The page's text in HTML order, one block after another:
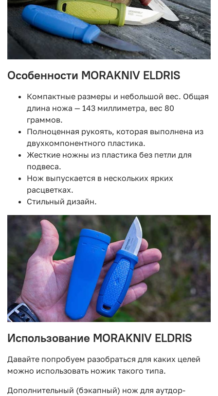
Особенности MORAKNIV ELDRIS
Компактные размеры и небольшой вес. Общая
длина ножа — 143 миллиметра, вес 80
граммов.
Полноценная рукоять, которая выполнена из
двухкомпонентного пластика.
Жесткие ножны из пластика без петли для
подвеса.
Нож выпускается в нескольких ярких
расцветках.
Стильный дизайн.
Использование MORAKNIV ELDRIS
Давайте попробуем разобраться для каких целей
можно использовать ножик такого типа.
Дополнительный (бэкапный) нож для аутдор-